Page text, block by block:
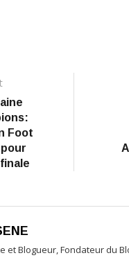
Précédant:
Foot
et Blogueur, Fondateur du